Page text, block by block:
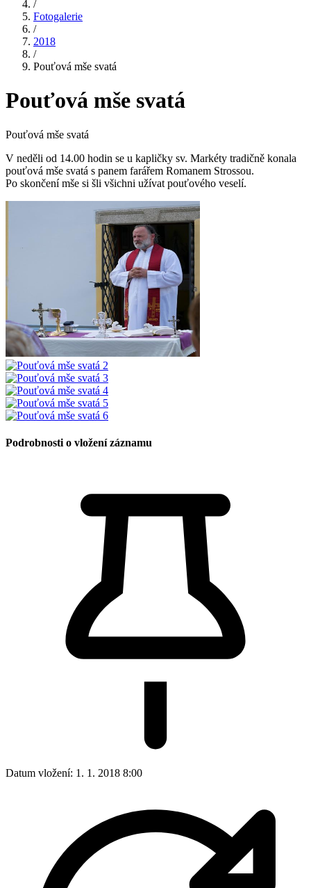
/
Fotogalerie
/
2018
/
Pouťová mše svatá
Pouťová mše svatá
Pouťová mše svatá
V neděli od 14.00 hodin se u kapličky sv. Markéty tradičně konala
pouťová mše svatá s panem farářem Romanem Strossou.
Po skončení mše si šli všichni užívat pouťového veselí.
Podrobnosti o vložení záznamu
Datum vložení: 1. 1. 2018 8:00